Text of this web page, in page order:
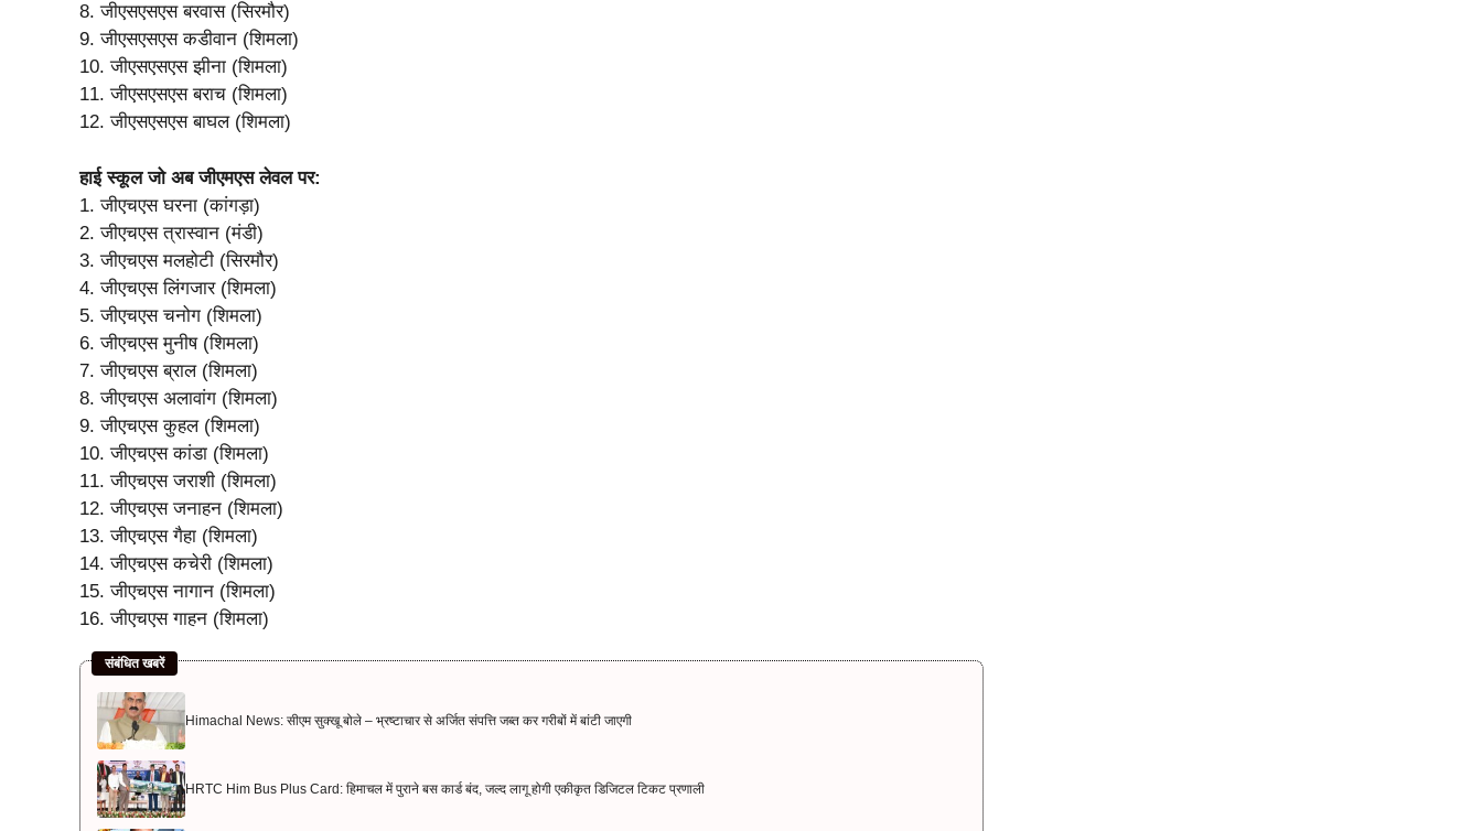
8. जीएसएसएस बरवास (सिरमौर)
9. जीएसएसएस कडीवान (शिमला)
10. जीएसएसएस झीना (शिमला)
11. जीएसएसएस बराच (शिमला)
12. जीएसएसएस बाघल (शिमला)
हाई स्कूल जो अब जीएमएस लेवल पर:
1. जीएचएस घरना (कांगड़ा)
2. जीएचएस त्रास्वान (मंडी)
3. जीएचएस मलहोटी (सिरमौर)
4. जीएचएस लिंगजार (शिमला)
5. जीएचएस चनोग (शिमला)
6. जीएचएस मुनीष (शिमला)
7. जीएचएस ब्राल (शिमला)
8. जीएचएस अलावांग (शिमला)
9. जीएचएस कुहल (शिमला)
10. जीएचएस कांडा (शिमला)
11. जीएचएस जराशी (शिमला)
12. जीएचएस जनाहन (शिमला)
13. जीएचएस गैहा (शिमला)
14. जीएचएस कचेरी (शिमला)
15. जीएचएस नागान (शिमला)
16. जीएचएस गाहन (शिमला)
संबंधित खबरें
Himachal News: सीएम सुक्खू बोले – भ्रष्टाचार से अर्जित संपत्ति जब्त कर गरीबों में बांटी जाएगी
HRTC Him Bus Plus Card: हिमाचल में पुराने बस कार्ड बंद, जल्द लागू होगी एकीकृत डिजिटल टिकट प्रणाली